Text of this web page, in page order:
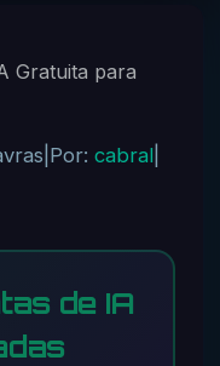
Gratuita para
Por: cabral|
de IA